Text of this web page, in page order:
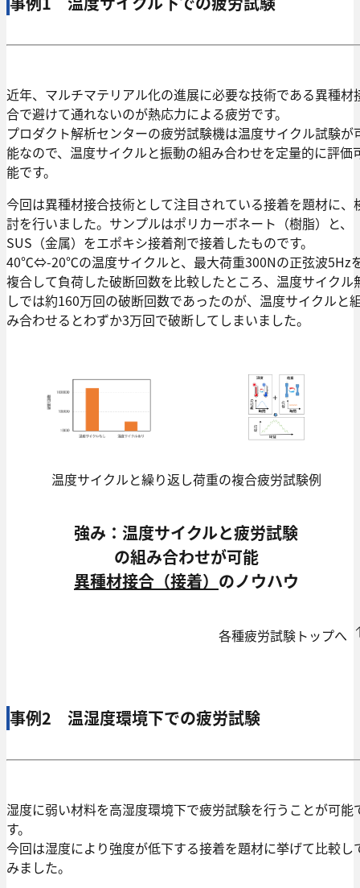
近年、マルチマテリアル化の進展に必要な技術である異種材
合で避けて通れないのが熱応力による疲労です。
プロダクト解析センターの疲労試験機は温度サイクル試験が
能なので、温度サイクルと振動の組み合わせを定量的に評価
能です。
今回は異種材接合技術として注目されている接着を題材に、
討を行いました。サンプルはポリカーボネート（樹脂）と、
SUS（金属）をエポキシ接着剤で接着したものです。
40℃⇔-20℃の温度サイクルと、最大荷重300Nの正弦波5Hz
複合して負荷した破断回数を比較したところ、温度サイクル
しでは約160万回の破断回数であったのが、温度サイクルと
み合わせるとわずか3万回で破断してしまいました。
温度サイクルと繰り返し荷重の複合疲労試験例
強み：温度サイクルと疲労試験
の組み合わせが可能
異種材接合（接着） のノウハウ
各種疲労試験トップへ
事例2 温湿度環境下での疲労試験
湿度に弱い材料を高湿度環境下で疲労試験を行うことが可能
す。
今回は湿度により強度が低下する接着を題材に挙げて比較し
みました。